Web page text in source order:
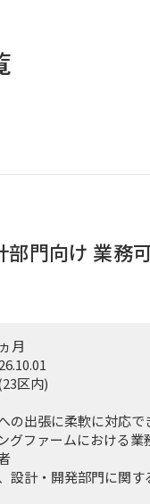
部門向け 業務
月
区内)
の出張に柔軟に対応で
グファームにおける
設計・開発部門に関